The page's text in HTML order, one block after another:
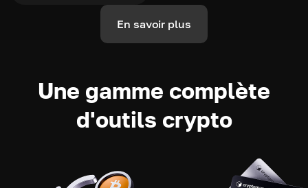
En savoir plus
Une gamme complète
d'outils crypto